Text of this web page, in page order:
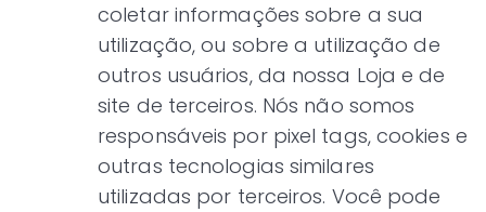
coletar informações sobre a sua
utilização, ou sobre a utilização de
outros usuários, da nossa Loja e de
site de terceiros. Nós não somos
responsáveis por pixel tags, cookies e
outras tecnologias similares
utilizadas por terceiros. Você pode